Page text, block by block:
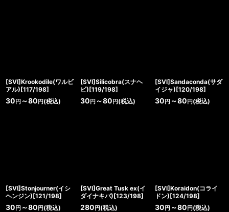
[SVI]Krookodile(ワルビ
アル)[117/198]
30 円 ～80 円 (税込)
[SVI]Silicobra(スナヘ
ビ)[119/198]
30 円～80 円(税込)
[SVI]Sandaconda(サダ
イジャ)[120/198]
30 円～80 円(税込)
[SVI]Stonjourner(イシ
ヘンジン)[121/198]
30 円 ～80 円 (税込)
[SVI]Great Tusk ex(イ
ダイナキバ)[123/198]
280 円(税込)
[SVI]Koraidon(コライ
ドン)[124/198]
30 円～80 円(税込)